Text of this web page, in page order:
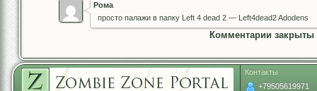
Рома
просто палажи в папку Left 4 dead 2 — Left4dead2 Adodens
Комментарии закрыты
Контакты
+79505619971